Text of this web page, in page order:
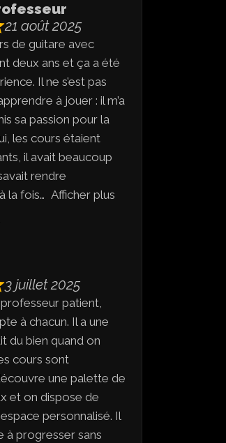
21 août 2025
de guitare avec
deux ans et ça a été
Il ne s’est pas
à jouer : il m’a
sa passion pour la
les cours étaient
il avait beaucoup
rendre
la fois
Afficher plus
3 juillet 2025
patient,
à chacun. Il a une
du bien quand on
cours sont
une palette de
et on dispose de
personnalisé. Il
à progresser sans